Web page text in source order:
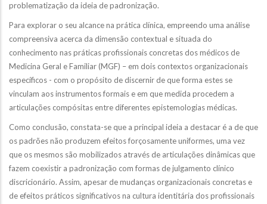
problematização da ideia de padronização.
Para explorar o seu alcance na prática clínica, empreendo uma análise
compreensiva acerca da dimensão contextual e situada do
conhecimento nas práticas profissionais concretas dos médicos de
Medicina Geral e Familiar (MGF) – em dois contextos organizacionais
específicos - com o propósito de discernir de que forma estes se
vinculam aos instrumentos formais e em que medida procedem a
articulações compósitas entre diferentes epistemologias médicas.
Como conclusão, constata-se que a principal ideia a destacar é a de que
os padrões não produzem efeitos forçosamente uniformes, uma vez
que os mesmos são mobilizados através de articulações dinâmicas que
fazem coexistir a padronização com formas de julgamento clínico
discricionário. Assim, apesar de mudanças organizacionais concretas e
de efeitos práticos significativos na cultura identitária dos profissionais